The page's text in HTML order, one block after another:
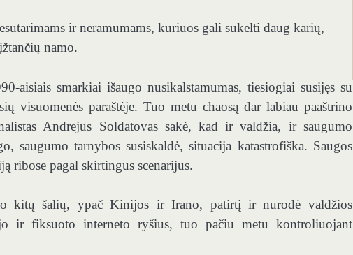
ir neramumams, kuriuos gali sukelti daug karių,
namo.
aisiais smarkiai išaugo nusikalstamumas, tiesiogiai susijęs su
visuomenės paraštėje. Tuo metu chaosą dar labiau paaštrino
Andrejus Soldatovas sakė, kad ir valdžia, ir saugumo
tarnybos susiskaldė, situacija katastrofiška. Saugos
ribose pagal skirtingus scenarijus.
kitų šalių, ypač Kinijos ir Irano, patirtį ir nurodė valdžios
ir fiksuoto interneto ryšius, tuo pačiu metu kontroliuojant